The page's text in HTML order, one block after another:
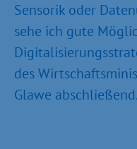
Sensorik oder
sehe ich gute
des
Glawe abschließend.